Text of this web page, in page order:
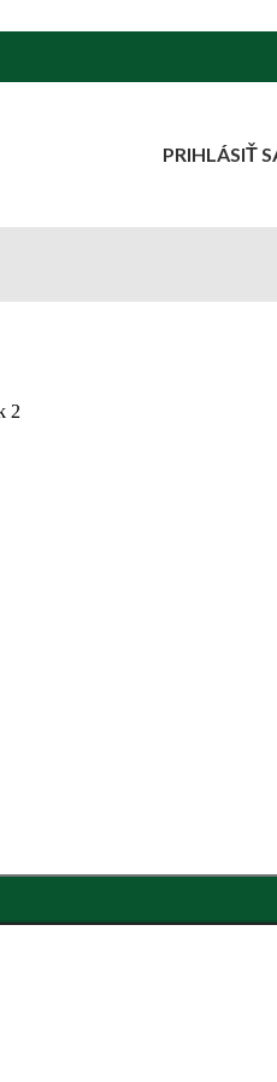
PRIHLÁSIŤ